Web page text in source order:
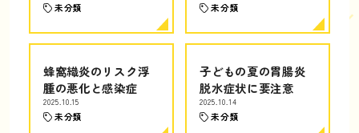
未分類 未分類
蜂窩織炎のリスク浮
腫の悪化と感染症
2025.10.15
未分類
子どもの夏の胃腸炎
脱水症状に要注意
2025.10.14
未分類